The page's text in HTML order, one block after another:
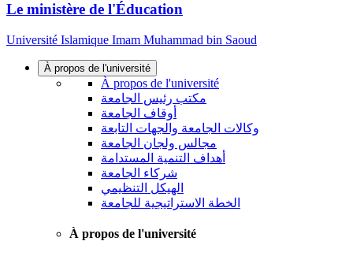
Le ministère de l'Éducation
Université Islamique Imam Muhammad bin Saoud
À propos de l'université
À propos de l'université
مكتب رئيس الجامعة
أوقاف الجامعة
وكالات الجامعة والجهات التابعة
مجالس ولجان الجامعة
أهداف التنمية المستدامة
شركاء الجامعة
الهيكل التنظيمي
الخطة الاستراتيجية للجامعة
À propos de l'université